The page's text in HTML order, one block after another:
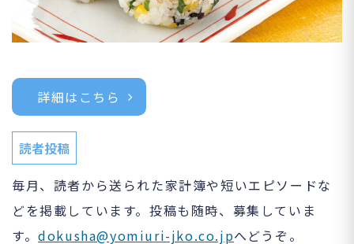
詳細はこちら
読者投稿
毎月、読者から送られた家計簿や短いエピソードな
どを掲載しています。投稿も随時、募集していま
す。dokusha@yomiuri-jko.co.jpへどうぞ。